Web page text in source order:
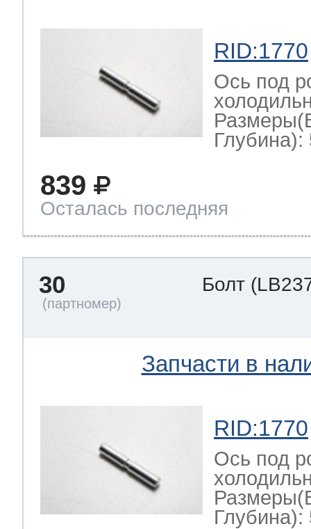
RID:1770
Ось под
Глубина):
839
Осталась последняя
30 Болт
Запчасти в
RID:1770
Ось под
Глубина):